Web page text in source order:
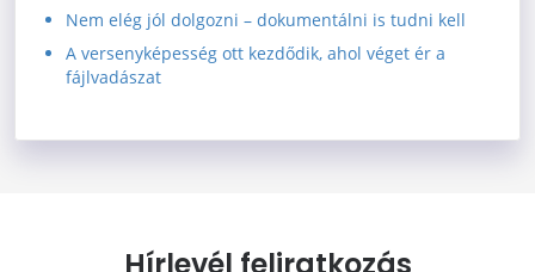
Nem elég jól dolgozni – dokumentálni is tudni kell
A versenyképesség ott kezdődik, ahol véget ér a
fájlvadászat